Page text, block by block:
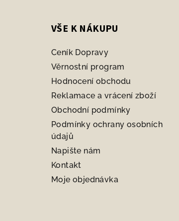
VŠE K NÁKUPU
Ceník Dopravy
Věrnostní program
Hodnocení obchodu
Reklamace a vrácení zboží
Obchodní podmínky
Podmínky ochrany osobních
údajů
Napište nám
Kontakt
Moje objednávka